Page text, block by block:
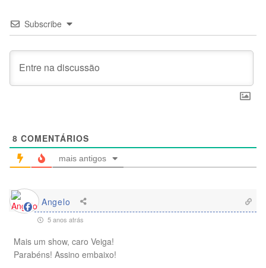
Subscribe
8 COMENTÁRIOS
mais antigos
Angelo
5 anos atrás
Mais um show, caro Veiga!
Parabéns! Assino embaixo!